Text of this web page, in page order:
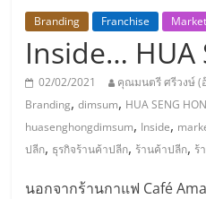
รวม
ธุรกิจ
เอ
ส
Branding Franchise
Inside… HUA
02/02/2021 คุณมนตรี ศรีวงษ์ (
Branding,dimsum, HUA SENG
huasenghongdimsum, Inside,
ปลีก, ธุรกิจร้านค้าปลีก, ร้านค้าปลีก, ร้
นอกจากร้านกาแฟ Café